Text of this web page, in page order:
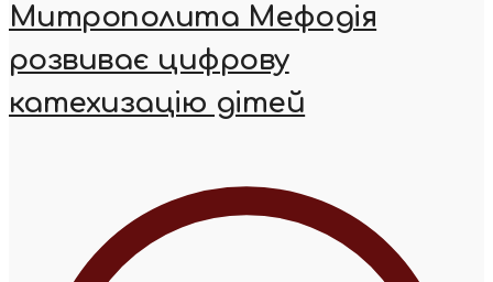
Митрополита Мефодія
розвиває цифрову
катехизацію дітей